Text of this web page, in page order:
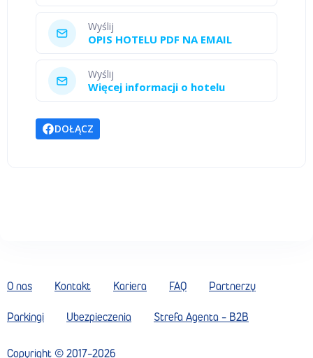
Wyślij
OPIS HOTELU PDF NA EMAIL
Wyślij
Więcej informacji o hotelu
DOŁĄCZ
O nas Kontakt Kariera FAQ Partnerzy
Parkingi Ubezpieczenia Strefa Agenta - B2B
Copyright © 2017-2026